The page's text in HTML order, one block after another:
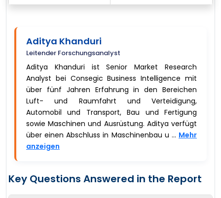
Aditya Khanduri
Leitender Forschungsanalyst
Aditya Khanduri ist Senior Market Research
Analyst bei Consegic Business Intelligence mit
über fünf Jahren Erfahrung in den Bereichen
Luft- und Raumfahrt und Verteidigung,
Automobil und Transport, Bau und Fertigung
sowie Maschinen und Ausrüstung. Aditya verfügt
über einen Abschluss in Maschinenbau u ... Mehr
anzeigen
Key Questions Answered in the Report